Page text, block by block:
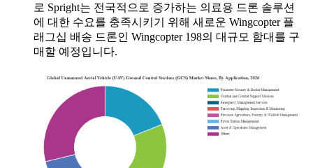
로 Spright는 전국적으로 증가하는 의료용 드론 솔루션
에 대한 수요를 충족시키기 위해 새로운 Wingcopter 플
래그십 배송 드론인 Wingcopter 198의 대규모 함대를 구
매할 예정입니다.